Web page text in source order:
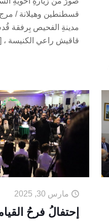
قسطنطين وهيلانة / مرج
مدينةِ الفحيص بِرفقة
قاقيش راعي الكنيسة ،
مارس 30, 2025
إحتفالُ فرحُ